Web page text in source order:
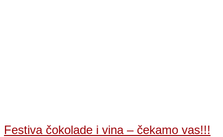
Festiva čokolade i vina – čekamo vas!!!